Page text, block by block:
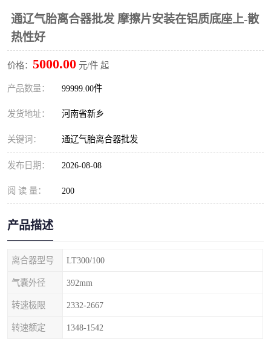
通辽气胎离合器批发 摩擦片安装在铝质底座上-散
热性好
价格： 5000.00 元/件 起
产品数量： 99999.00件
发货地址： 河南省新乡
关键词： 通辽气胎离合器批发
发布日期： 2026-08-08
阅 读 量： 200
产品描述
离合器型号 LT300/100
气囊外径 392mm
转速极限 2332-2667
转速额定 1348-1542